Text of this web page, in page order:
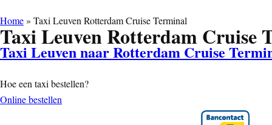
Home» Taxi Leuven Rotterdam Cruise Terminal
Taxi Leuven Rotterdam Cruise
Taxi Leuven naar Rotterdam Cruise
Hoe een taxi bestellen?
Online bestellen